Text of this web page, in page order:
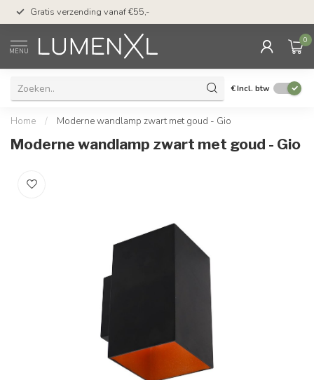
Gratis verzending vanaf €55,-
MENU
0
€Incl. btw
Home / Moderne wandlamp zwart met goud - Gio
Moderne wandlamp zwart met goud - Gio